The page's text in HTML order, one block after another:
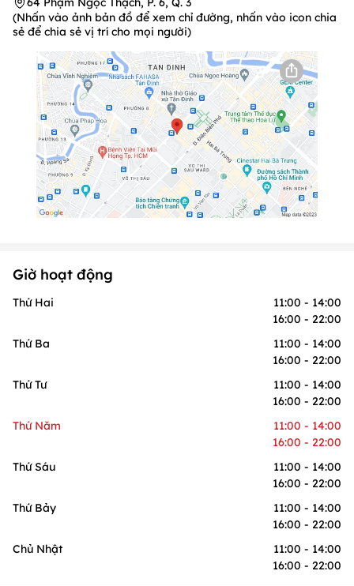
(Nhấn vào ảnh bản đồ để xem chỉ đường, nhấn vào icon chia
sẻ để chia sẻ vị trí cho mọi người)
Giờ hoạt động
Thứ Hai
11:00 - 14:00
16:00 - 22:00
Thứ Ba
11:00 - 14:00
16:00 - 22:00
Thứ Tư
11:00 - 14:00
16:00 - 22:00
Thứ Năm
11:00 - 14:00
16:00 - 22:00
Thứ Sáu
11:00 - 14:00
16:00 - 22:00
Thứ Bảy
11:00 - 14:00
16:00 - 22:00
Chủ Nhật
11:00 - 14:00
16:00 - 22:00